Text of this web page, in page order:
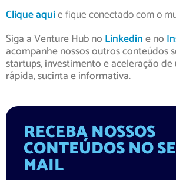
Clique aquie fique conectado com o
Siga a Venture Hub no Linkedine no
acompanhe nossos outros conteúdos
startups, investimento e aceleração
rápida, sucinta e informativa.
RECEBA NOSSOS
CONTEÚDOS NO
MAIL